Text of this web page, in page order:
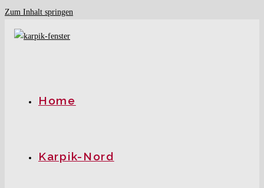
Zum Inhalt springen
Home
Karpik-Nord